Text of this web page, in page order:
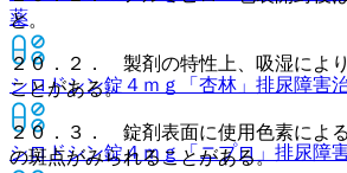
薬
シロドシン錠４ｍｇ「杏林」 排尿障害
シロドシン錠４ｍｇ「ニプロ」 排尿障
と。
２０．２． 製剤の特性上、吸湿によ
ことがある。
２０．３． 錠剤表面に使用色素によ
の斑点がみられることがある。